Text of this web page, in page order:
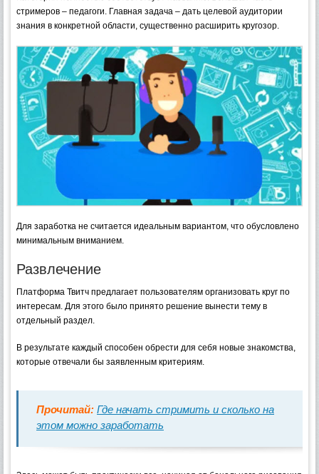
стримеров – педагоги. Главная задача – дать целевой аудитории
знания в конкретной области, существенно расширить кругозор.
Для заработка не считается идеальным вариантом, что обусловлено
минимальным вниманием.
Развлечение
Платформа Твитч предлагает пользователям организовать круг по
интересам. Для этого было принято решение вынести тему в
отдельный раздел.
В результате каждый способен обрести для себя новые знакомства,
которые отвечали бы заявленным критериям.
Прочитай: Где начать стримить и сколько на
этом можно заработать